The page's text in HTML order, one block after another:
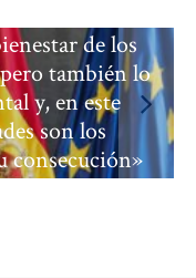
de los
también lo
y, en este
son los
consecución»